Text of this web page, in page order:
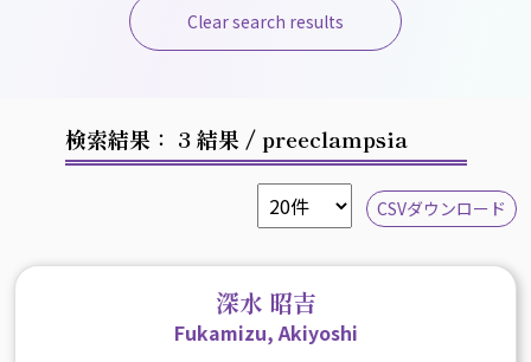
Clear search results
検索結果： 3 結果 / preeclampsia
CSVダウンロード
深水 昭吉
Fukamizu, Akiyoshi